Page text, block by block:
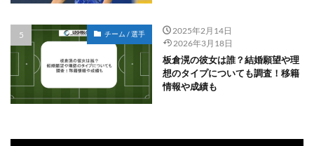
チーム / 選手
2025年2月14日
2026年3月18日
板倉滉の彼女は誰？結婚願望や理
想のタイプについても調査！移籍
情報や成績も